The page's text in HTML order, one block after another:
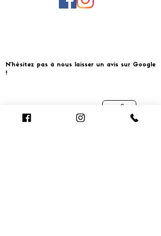
N'hésitez pas à nous laisser un avis sur Google
!